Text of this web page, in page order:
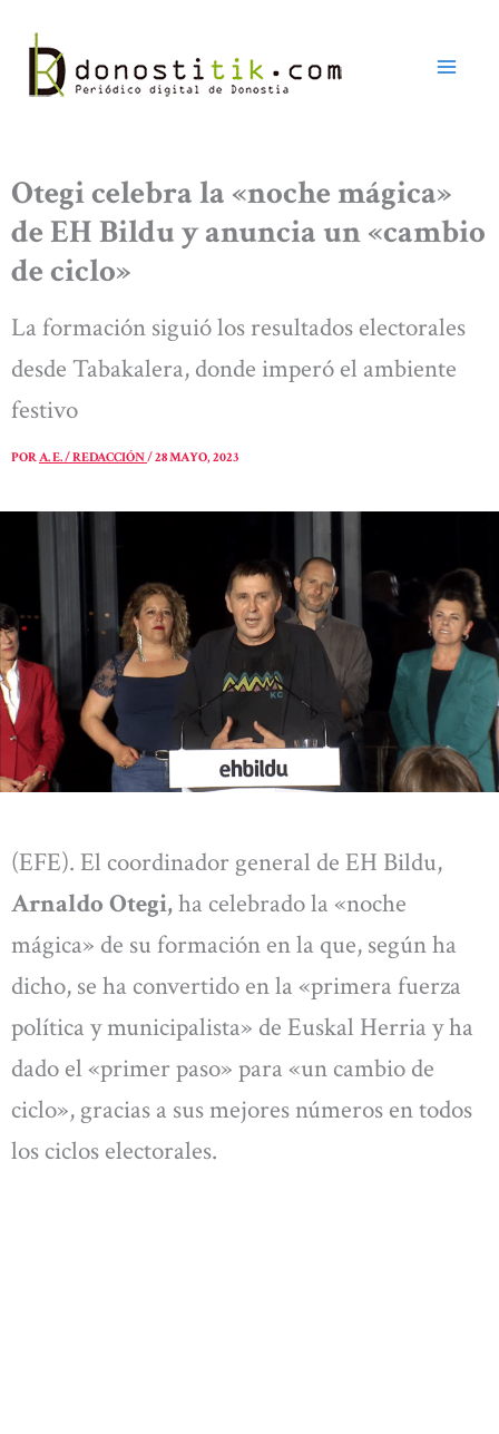
contenido
Otegi celebra la «noche mágica»
de EH Bildu y anuncia un «cambio
de ciclo»
La formación siguió los resultados electorales
desde Tabakalera, donde imperó el ambiente
festivo
PORA. E. / REDACCIÓN/28 MAYO, 2023
(EFE). El coordinador general de EH Bildu,
Arnaldo Otegi,ha celebrado la «noche
mágica» de su formación en la que, según ha
dicho, se ha convertido en la «primera fuerza
política y municipalista» de Euskal Herria y ha
dado el «primer paso» para «un cambio de
ciclo», gracias a sus mejores números en todos
los ciclos electorales.